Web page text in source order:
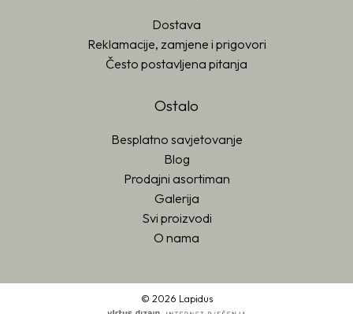
Dostava
Reklamacije, zamjene i prigovori
Često postavljena pitanja
Ostalo
Besplatno savjetovanje
Blog
Prodajni asortiman
Galerija
Svi proizvodi
O nama
© 2026 Lapidus